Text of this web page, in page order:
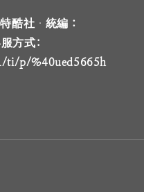
酷社 統編：
方式:
ti/p/%40ued5665h